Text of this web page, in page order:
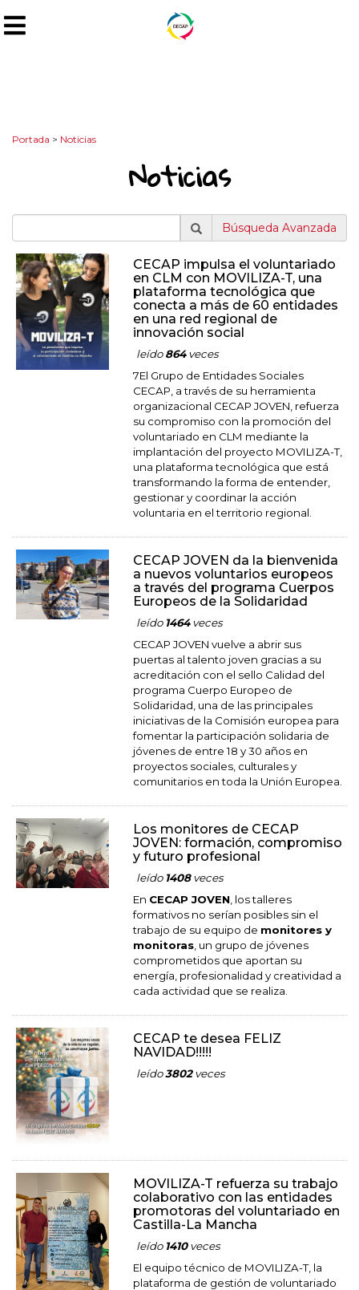
Portada > Noticias
Noticias
Búsqueda Avanzada
CECAP impulsa el voluntariado
en CLM con MOVILIZA-T, una
plataforma tecnológica que
conecta a más de 60 entidades
en una red regional de
innovación social
leído864veces
7El Grupo de Entidades Sociales
CECAP, a través de su herramienta
organizacional CECAP JOVEN, refuerza
su compromiso con la promoción del
voluntariado en CLM mediante la
implantación del proyecto MOVILIZA-T,
una plataforma tecnológica que está
transformando la forma de entender,
gestionar y coordinar la acción
voluntaria en el territorio regional.
CECAP JOVEN da la bienvenida
a nuevos voluntarios europeos
a través del programa Cuerpos
Europeos de la Solidaridad
leído 1464veces
CECAP JOVEN vuelve a abrir sus
puertas al talento joven gracias a su
acreditación con el sello Calidad del
programa Cuerpo Europeo de
Solidaridad, una de las principales
iniciativas de la Comisión europea para
fomentar la participación solidaria de
jóvenes de entre 18 y 30 años en
proyectos sociales, culturales y
comunitarios en toda la Unión Europea.
Los monitores de CECAP
JOVEN: formación, compromiso
y futuro profesional
leído 1408veces
En CECAP JOVEN, los talleres
formativos no serían posibles sin el
trabajo de su equipo de monitores y
monitoras, un grupo de jóvenes
comprometidos que aportan su
energía, profesionalidad y creatividad a
cada actividad que se realiza.
CECAP te desea FELIZ
NAVIDAD!!!!!
leído3802veces
MOVILIZA-T refuerza su trabajo
colaborativo con las entidades
promotoras del voluntariado en
Castilla-La Mancha
leído 1410veces
El equipo técnico de MOVILIZA-T, la
plataforma de gestión de voluntariado